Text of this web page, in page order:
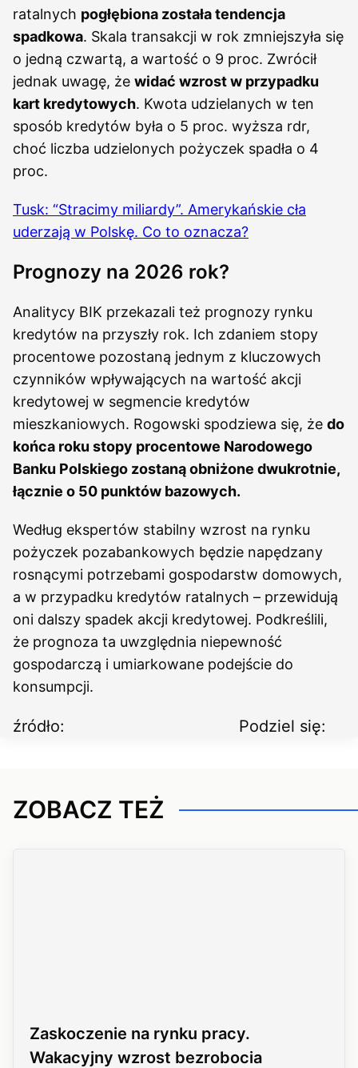
ratalnych pogłębiona została tendencja
spadkowa. Skala transakcji w rok zmniejszyła się
o jedną czwartą, a wartość o 9 proc. Zwrócił
jednak uwagę, że widać wzrost w przypadku
kart kredytowych. Kwota udzielanych w ten
sposób kredytów była o 5 proc. wyższa rdr,
choć liczba udzielonych pożyczek spadła o 4
proc.
Tusk: “Stracimy miliardy”. Amerykańskie cła
uderzają w Polskę. Co to oznacza?
Prognozy na 2026 rok?
Analitycy BIK przekazali też prognozy rynku
kredytów na przyszły rok. Ich zdaniem stopy
procentowe pozostaną jednym z kluczowych
czynników wpływających na wartość akcji
kredytowej w segmencie kredytów
mieszkaniowych. Rogowski spodziewa się, że do
końca roku stopy procentowe Narodowego
Banku Polskiego zostaną obniżone dwukrotnie,
łącznie o 50 punktów bazowych.
Według ekspertów stabilny wzrost na rynku
pożyczek pozabankowych będzie napędzany
rosnącymi potrzebami gospodarstw domowych,
a w przypadku kredytów ratalnych – przewidują
oni dalszy spadek akcji kredytowej. Podkreślili,
że prognoza ta uwzględnia niepewność
gospodarczą i umiarkowane podejście do
konsumpcji.
źródło: Podziel się:
ZOBACZ TEŻ
Zaskoczenie na rynku pracy.
Wakacyjny wzrost bezrobocia